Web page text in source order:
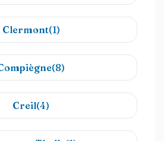
Clermont(1)
Creil(4)